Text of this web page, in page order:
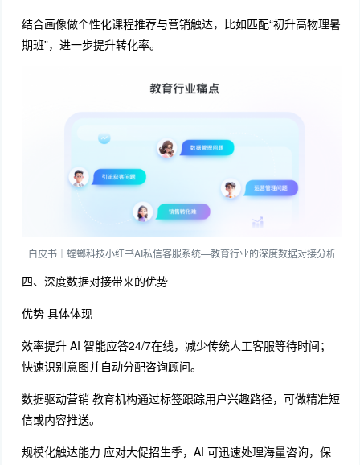
结合画像做个性化课程推荐与营销触达，比如匹配“初升高物理暑
期班”，进一步提升转化率。
白皮书｜螳螂科技小红书AI私信客服系统—教育行业的深度数据对接分析
四、深度数据对接带来的优势
优势 具体体现
效率提升 AI 智能应答24/7在线，减少传统人工客服等待时间；
快速识别意图并自动分配咨询顾问。
数据驱动营销 教育机构通过标签跟踪用户兴趣路径，可做精准短
信或内容推送。
规模化触达能力 应对大促招生季，AI 可迅速处理海量咨询，保